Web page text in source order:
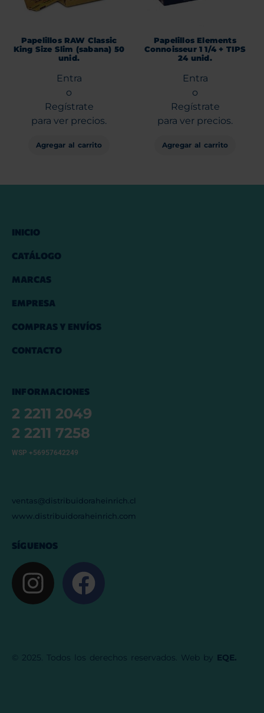
Papelillos RAW Classic
King Size Slim (sabana) 50
unid.
Entra
o
Regístrate
para ver precios.
Agregar al carrito
Papelillos Elements
Connoisseur 1 1/4 + TIPS
24 unid.
Entra
o
Regístrate
para ver precios.
Agregar al carrito
INICIO
CATÁLOGO
MARCAS
EMPRESA
COMPRAS Y ENVÍOS
CONTACTO
INFORMACIONES
2 2211 2049
2 2211 7258
WSP +56957642249
ventas@distribuidoraheinrich.cl
www.distribuidoraheinrich.com
SÍGUENOS
© 2025. Todos los derechos reservados. Web by EQE.